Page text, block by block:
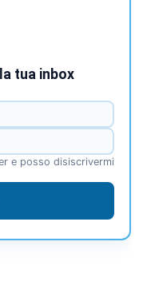
tua inbox
e posso disiscrivermi